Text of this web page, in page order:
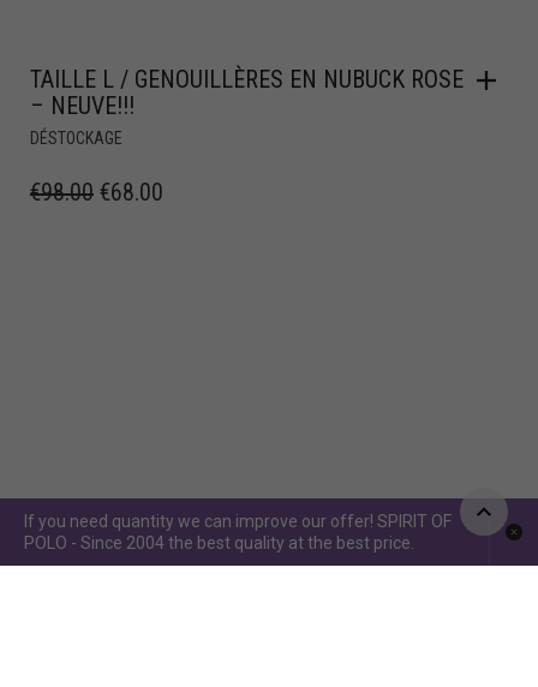
TAILLE L / GENOUILLÈRES EN NUBUCK ROSE
– NEUVE!!!
DÉSTOCKAGE
€98.00 €68.00
If you need quantity we can improve our offer! SPIRIT OF
POLO - Since 2004 the best quality at the best price.